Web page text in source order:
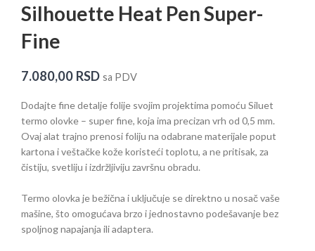
Silhouette Heat Pen Super-
Fine
7.080,00 RSD sa PDV
Dodajtefinedetaljefolije svojim projektima pomoću Siluet
termo olovke – super fine, koja ima precizan vrh od 0,5 mm.
Ovajalat trajno prenosifoliju na odabranematerijalepoput
kartona iveštačkekožekoristećitoplotu, a nepritisak, za
čistiju, svetliju iizdržljiviju završnu obradu.
Termo olovka jebežična iuključuje sedirektno u nosačvaše
mašine, što omogućava brzo ijednostavno podešavanjebez
spoljnognapajanja iliadaptera.